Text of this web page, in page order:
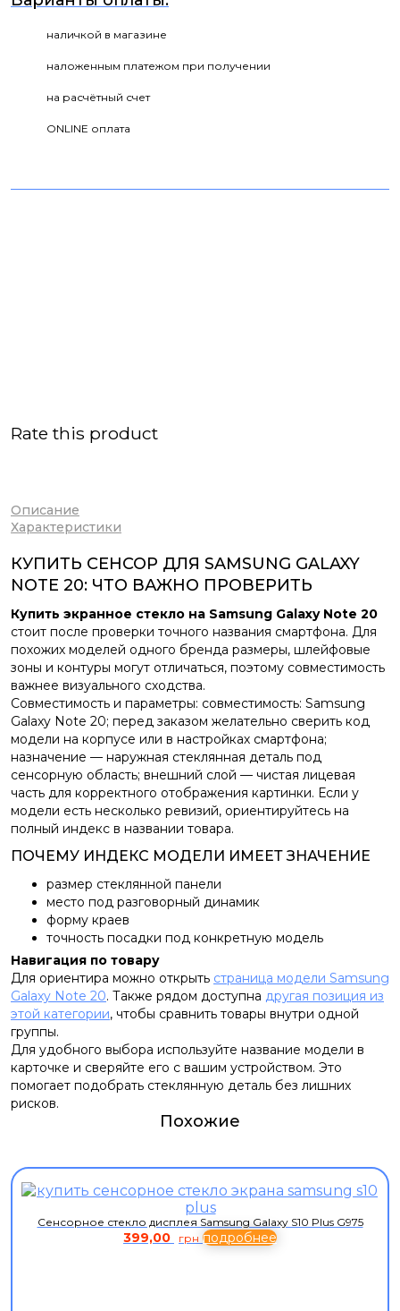
наличкой в магазине
наложенным платежом при получении
на расчётный счет
ONLINE оплата
Rate this product
Описание
Характеристики
КУПИТЬ СЕНСОР ДЛЯ SAMSUNG GALAXY
NOTE 20: ЧТО ВАЖНО ПРОВЕРИТЬ
Купить экранное стекло на Samsung Galaxy Note 20
стоит после проверки точного названия смартфона. Для
похожих моделей одного бренда размеры, шлейфовые
зоны и контуры могут отличаться, поэтому совместимость
важнее визуального сходства.
Совместимость и параметры: совместимость: Samsung
Galaxy Note 20; перед заказом желательно сверить код
модели на корпусе или в настройках смартфона;
назначение — наружная стеклянная деталь под
сенсорную область; внешний слой — чистая лицевая
часть для корректного отображения картинки. Если у
модели есть несколько ревизий, ориентируйтесь на
полный индекс в названии товара.
ПОЧЕМУ ИНДЕКС МОДЕЛИ ИМЕЕТ ЗНАЧЕНИЕ
размер стеклянной панели
место под разговорный динамик
форму краев
точность посадки под конкретную модель
Навигация по товару
Для ориентира можно открыть страница модели Samsung
Galaxy Note 20. Также рядом доступна другая позиция из
этой категории, чтобы сравнить товары внутри одной
группы.
Для удобного выбора используйте название модели в
карточке и сверяйте его с вашим устройством. Это
помогает подобрать стеклянную деталь без лишних
рисков.
Похожие
Сенсорное стекло дисплея Samsung Galaxy S10 Plus G975
399,00 грн подробнее